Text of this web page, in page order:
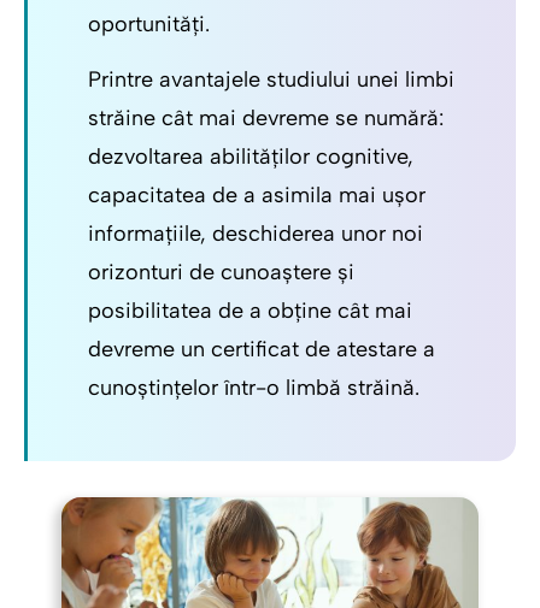
oportunități.
Printre avantajele studiului unei limbi
străine cât mai devreme se numără:
dezvoltarea abilităților cognitive,
capacitatea de a asimila mai ușor
informațiile, deschiderea unor noi
orizonturi de cunoaștere și
posibilitatea de a obține cât mai
devreme un certificat de atestare a
cunoștințelor într-o limbă străină.